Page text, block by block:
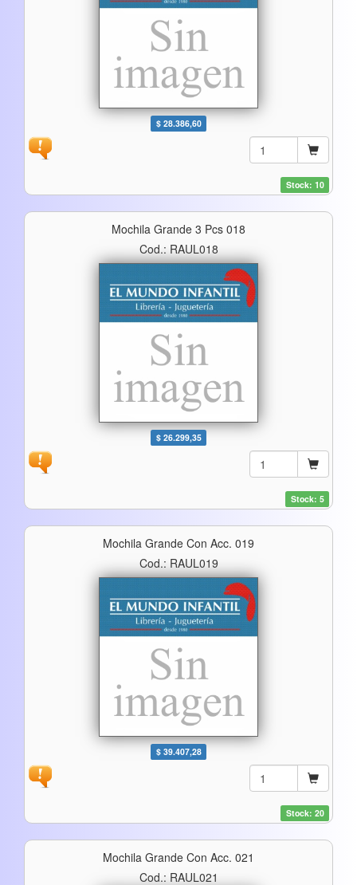
$ 28.386,60
Stock: 10
Mochila Grande 3 Pcs 018
Cod.: RAUL018
$ 26.299,35
Stock: 5
Mochila Grande Con Acc. 019
Cod.: RAUL019
$ 39.407,28
Stock: 20
Mochila Grande Con Acc. 021
Cod.: RAUL021